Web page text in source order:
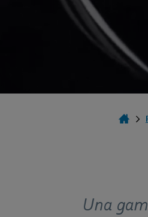
Una